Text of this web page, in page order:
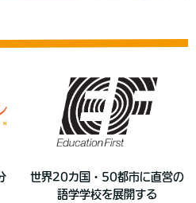
世界20カ国・50都市に直営の
語学学校を展開する